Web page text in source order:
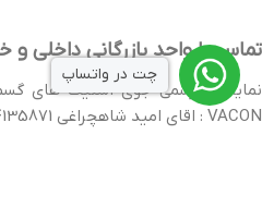
تماس با واحد بازرگانی داخلی و
نمایندگی رسمی جوی استیک های
VACON : اقای امید شاهچراغی 09124135871
چت در واتساپ